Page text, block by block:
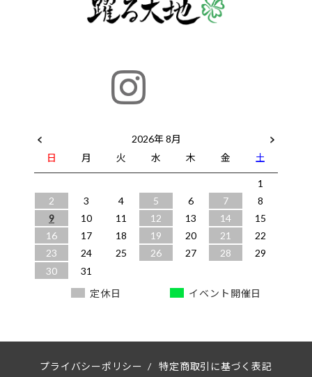
2026年 8月
日
月 火 水 木 金
土
1
2
3 4 5 6 7
8
9
10 11 12 13 14
15
16
17 18 19 20 21
22
23
24 25 26 27 28
29
30
31
定休日
イベント開催日
プライバシーポリシー / 特定商取引に基づく表記